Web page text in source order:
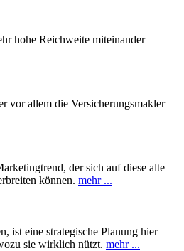
hohe Reichweite miteinander
vor allem die Versicherungsmakler
der sich auf diese alte
können. mehr ...
ist eine strategische Planung hier
sie wirklich nützt. mehr ...